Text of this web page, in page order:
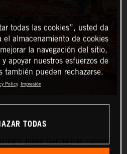
Josep Garciahas capped
todas las cookies”, usted da
el almacenamiento de cookies
la navegación del sitio,
apoyar nuestros esfuerzos de
también pueden rechazarse.
Policy Impresión
TODAS